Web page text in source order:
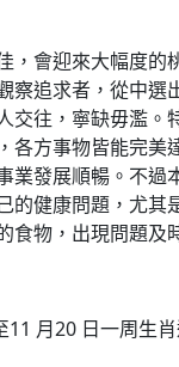
，會迎來大幅度的
察追求者，從中選
交往，寧缺毋濫。
各方事物皆能完美
業發展順暢。不過
的健康問題，尤其
食物，出現問題及
11 月20 日一周生